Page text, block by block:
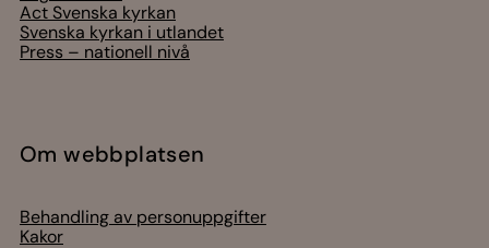
Akut samtals- och krisstöd. Prata eller chatta anonymt
med en präst på kvällar och nätter.
Chatt